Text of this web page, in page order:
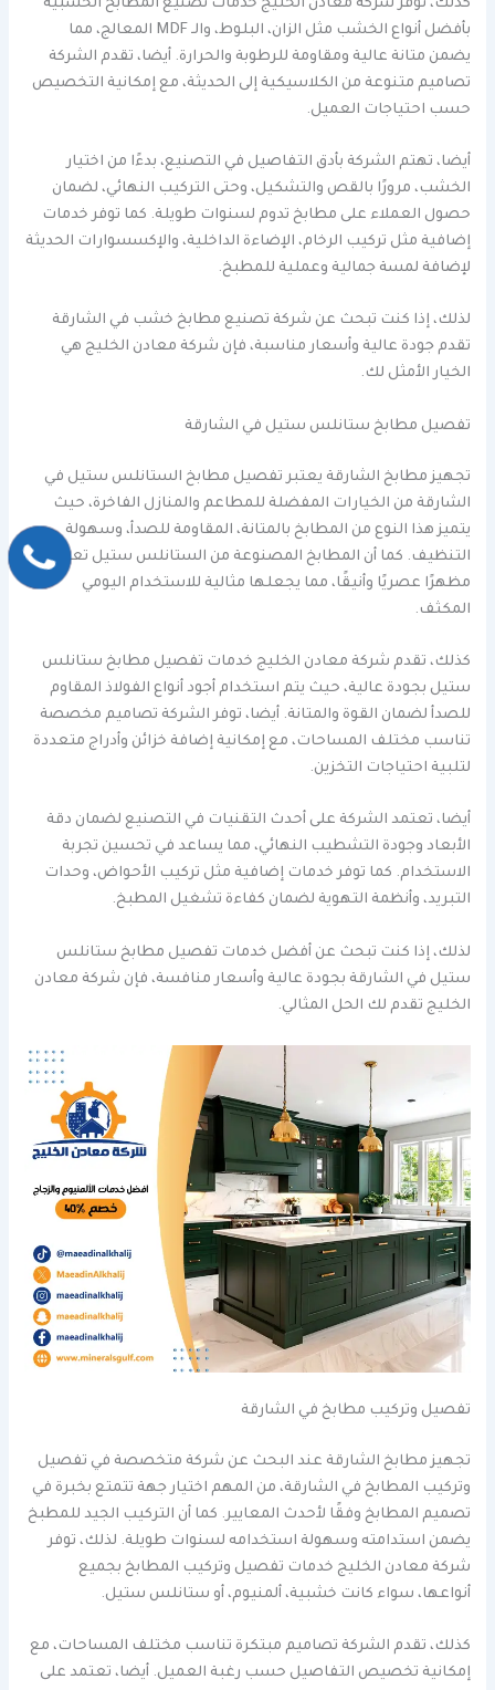
كذلك، توفر شركة معادن الخليج خدمات تصنيع المطابخ الخشبية
بأفضل أنواع الخشب مثل الزان، البلوط، والـ MDF المعالج، مما
يضمن متانة عالية ومقاومة للرطوبة والحرارة. أيضا، تقدم الشركة
تصاميم متنوعة من الكلاسيكية إلى الحديثة، مع إمكانية التخصيص
حسب احتياجات العميل.
أيضا، تهتم الشركة بأدق التفاصيل في التصنيع، بدءًا من اختيار
الخشب، مرورًا بالقص والتشكيل، وحتى التركيب النهائي، لضمان
حصول العملاء على مطابخ تدوم لسنوات طويلة. كما توفر خدمات
إضافية مثل تركيب الرخام، الإضاءة الداخلية، والإكسسوارات الحديثة
لإضافة لمسة جمالية وعملية للمطبخ.
لذلك، إذا كنت تبحث عن شركة تصنيع مطابخ خشب في الشارقة
تقدم جودة عالية وأسعار مناسبة، فإن شركة معادن الخليج هي
الخيار الأمثل لك.
تفصيل مطابخ ستانلس ستيل في الشارقة
تجهيز مطابخ الشارقة يعتبر تفصيل مطابخ الستانلس ستيل في
الشارقة من الخيارات المفضلة للمطاعم والمنازل الفاخرة، حيث
يتميز هذا النوع من المطابخ بالمتانة، المقاومة للصدأ، وسهولة
التنظيف. كما أن المطابخ المصنوعة من الستانلس ستيل تعطي
مظهرًا عصريًا وأنيقًا، مما يجعلها مثالية للاستخدام اليومي
المكثف.
كذلك، تقدم شركة معادن الخليج خدمات تفصيل مطابخ ستانلس
ستيل بجودة عالية، حيث يتم استخدام أجود أنواع الفولاذ المقاوم
للصدأ لضمان القوة والمتانة. أيضا، توفر الشركة تصاميم مخصصة
تناسب مختلف المساحات، مع إمكانية إضافة خزائن وأدراج متعددة
لتلبية احتياجات التخزين.
أيضا، تعتمد الشركة على أحدث التقنيات في التصنيع لضمان دقة
الأبعاد وجودة التشطيب النهائي، مما يساعد في تحسين تجربة
الاستخدام. كما توفر خدمات إضافية مثل تركيب الأحواض، وحدات
التبريد، وأنظمة التهوية لضمان كفاءة تشغيل المطبخ.
لذلك، إذا كنت تبحث عن أفضل خدمات تفصيل مطابخ ستانلس
ستيل في الشارقة بجودة عالية وأسعار منافسة، فإن شركة معادن
الخليج تقدم لك الحل المثالي.
تفصيل وتركيب مطابخ في الشارقة
تجهيز مطابخ الشارقة عند البحث عن شركة متخصصة في تفصيل
وتركيب المطابخ في الشارقة، من المهم اختيار جهة تتمتع بخبرة في
تصميم المطابخ وفقًا لأحدث المعايير. كما أن التركيب الجيد للمطبخ
يضمن استدامته وسهولة استخدامه لسنوات طويلة. لذلك، توفر
شركة معادن الخليج خدمات تفصيل وتركيب المطابخ بجميع
أنواعها، سواء كانت خشبية، ألمنيوم، أو ستانلس ستيل.
كذلك، تقدم الشركة تصاميم مبتكرة تناسب مختلف المساحات، مع
إمكانية تخصيص التفاصيل حسب رغبة العميل. أيضا، تعتمد على